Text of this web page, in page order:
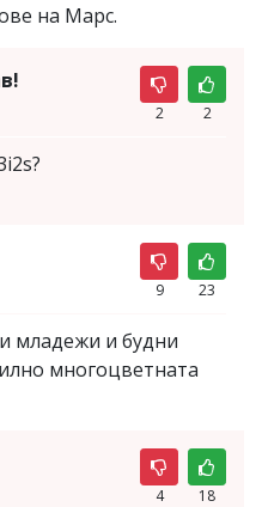
на Марс.
2 2
9 23
младежи и будни
многоцветната
4 18